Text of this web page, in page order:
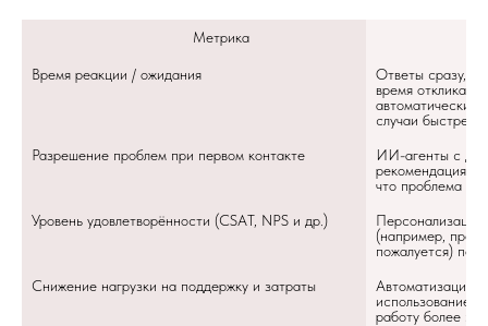
                                     Метрика
Время реакции / ожидания
Ответы сразу,
время отклика
автоматически
случаи быстрее.
Разрешение проблем при первом контакте
ИИ-агенты с
рекомендациями
что проблема
Уровень удовлетворённости (CSAT, NPS и др.)
(например,
пожалуется)
Снижение нагрузки на поддержку и затраты
Автоматизация
использование
работу более